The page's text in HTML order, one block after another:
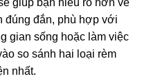
giúp bạn hiểu rõ hơn về
đúng đắn, phù hợp với
gian sống hoặc làm việc
so sánh hai loại rèm
nhất.